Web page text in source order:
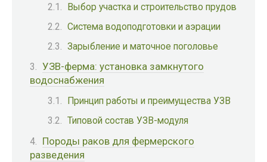
Выбор участка и строительство прудов
Система водоподготовки и аэрации
Зарыбление и маточное поголовье
УЗВ-ферма: установка замкнутого
водоснабжения
Принцип работы и преимущества УЗВ
Типовой состав УЗВ-модуля
Породы раков для фермерского
разведения